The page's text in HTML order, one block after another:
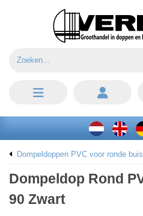
Dompeldoppen PVC voor ronde
Dompeldop Rond
90 Zwart